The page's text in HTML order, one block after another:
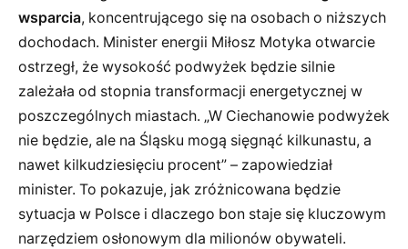
wsparcia, koncentrującego się na osobach o niższych
dochodach. Minister energii Miłosz Motyka otwarcie
ostrzegł, że wysokość podwyżek będzie silnie
zależała od stopnia transformacji energetycznej w
poszczególnych miastach. „W Ciechanowie podwyżek
nie będzie, ale na Śląsku mogą sięgnąć kilkunastu, a
nawet kilkudziesięciu procent” – zapowiedział
minister. To pokazuje, jak zróżnicowana będzie
sytuacja w Polsce i dlaczego bon staje się kluczowym
narzędziem osłonowym dla milionów obywateli.